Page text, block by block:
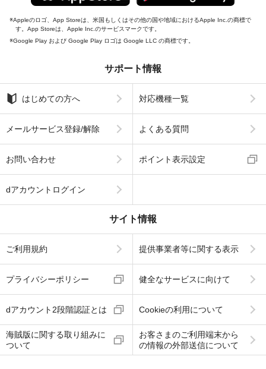
Appleのロゴ、App Storeは、米国もしくはその他の国や地域におけるApple Inc.の商標で
す。App Storeは、Apple Inc.のサービスマークです。
Google Play および Google Play ロゴは Google LLC の商標です。
サポート情報
はじめての方へ 対応機種一覧
メールサービス登録/解除 よくある質問
お問い合わせ ポイント表示設定
dアカウントログイン
サイト情報
ご利用規約 提供事業者等に関する表示
プライバシーポリシー 健全なサービスに向けて
dアカウント2段階認証とは Cookieの利用について
海賊版に関する取り組みに
ついて
お客さまのご利用端末から
の情報の外部送信について